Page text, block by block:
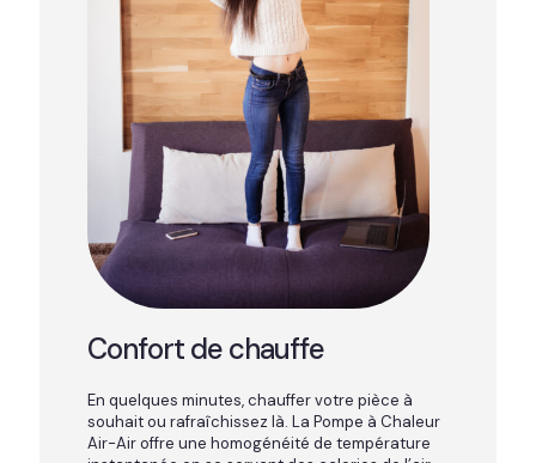
Confort de chauffe
En quelques minutes, chauffer votre pièce à
souhait ou rafraîchissez là. La Pompe à Chaleur
Air-Air offre une homogénéité de température